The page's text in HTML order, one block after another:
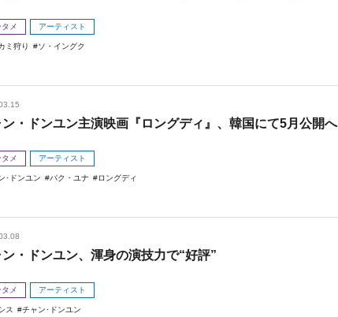
メ アーティスト
ミ狩り ソ・イングク
・ドンユン主演映画『ロングディ』、韓国にて5月公開へ
メ アーティスト
･ドンユン パク・ユナ ロングディ
・ドンユン、渾身の演技力で“好評”
メ アーティスト
ス チャン･ドンユン